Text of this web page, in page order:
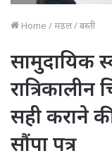
Home /मंडल/बस्ती
सामुदायिक
सही कराने
सौंपा पत्र